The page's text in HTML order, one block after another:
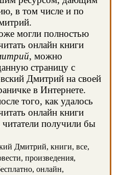
в том числе и по
могли полностью
онлайн книги
, можно
страницу с
Дмитрий на своей
в Интернете.
того, как удалось
онлайн книги
получили бы
Дмитрий, книги, все,
произведения,
онлайн,